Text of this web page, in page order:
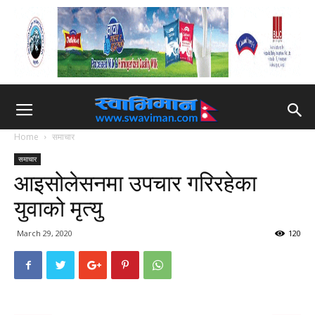
Home समाचार
समाचार
आइसोलेसनमा उपचार गरिरहेका
युवाको मृत्यु
March 29, 2020 120